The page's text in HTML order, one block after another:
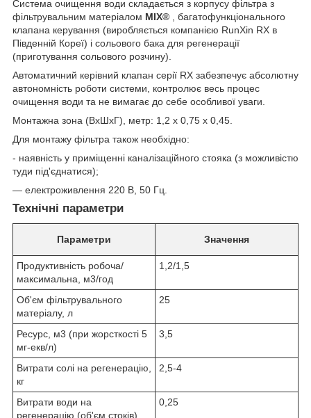
Система очищення води складається з корпусу фільтра з
фільтрувальним матеріалом MIX® , багатофункціонального
клапана керування (виробляється компанією RunXin RX в
Південній Кореї) і сольового бака для регенерації
(приготування сольового розчину).
Автоматичний керівний клапан серії RX забезпечує абсолютну
автономність роботи системи, контролює весь процес
очищення води та не вимагає до себе особливої уваги.
Монтажна зона (ВхШхГ), метр: 1,2 х 0,75 х 0,45.
Для монтажу фільтра також необхідно:
- наявність у приміщенні каналізаційного стояка (з можливістю
туди під'єднатися);
— електроживлення 220 В, 50 Гц.
Технічні параметри
Параметри Значення
Продуктивність робоча/
максимальна, м3/год
1,2/1,5
Об'єм фільтрувального
матеріалу, л
25
Ресурс, м3 (при жорсткості 5
мг-екв/л)
3,5
Витрати солі на регенерацію,
кг
2,5-4
Витрати води на
регенерацію (об'єм стоків),
0,25